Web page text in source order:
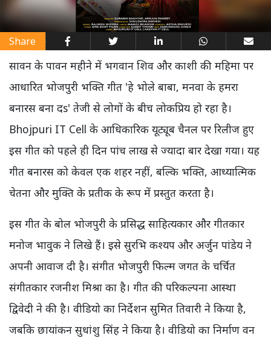
Share
सावन के पावन महीने में भगवान शिव और काशी की महिमा पर
आधारित भोजपुरी भक्ति गीत 'हे भोले बाबा, मनवा के हमरा
बनारस बना दs' तेजी से लोगों के बीच लोकप्रिय हो रहा है।
Bhojpuri IT Cell के आधिकारिक यूट्यूब चैनल पर रिलीज हुए
इस गीत को पहले ही दिन पांच लाख से ज्यादा बार देखा गया। यह
गीत बनारस को केवल एक शहर नहीं, बल्कि भक्ति, आध्यात्मिक
चेतना और मुक्ति के प्रतीक के रूप में प्रस्तुत करता है।
इस गीत के बोल भोजपुरी के प्रसिद्ध साहित्यकार और गीतकार
मनोज भावुक ने लिखे हैं। इसे सुरभि कश्यप और अर्जुन पांडेय ने
अपनी आवाज दी है। संगीत भोजपुरी फिल्म जगत के चर्चित
संगीतकार रजनीश मिश्रा का है। गीत की परिकल्पना आस्था
द्विवेदी ने की है। वीडियो का निर्देशन सुमित तिवारी ने किया है,
जबकि छायांकन सुधांशु सिंह ने किया है। वीडियो का निर्माण वन